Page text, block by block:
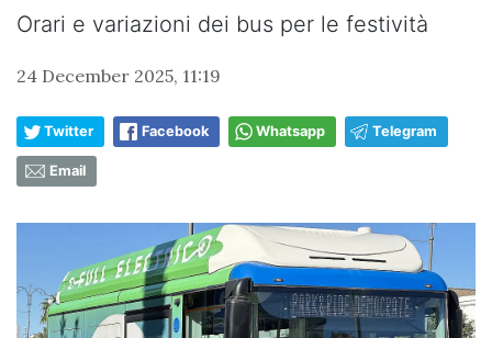
Orari e variazioni dei bus per le festività
24 December 2025, 11:19
Twitter Facebook Whatsapp Telegram
Email